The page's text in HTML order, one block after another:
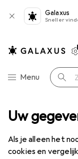
Uw
Als je alleen het
cookies en
Galaxus
Sneller
Categorie navigatie
Menu Zoek
Vloerlamp